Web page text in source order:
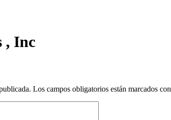
, Inc
Los campos obligatorios están marcados con